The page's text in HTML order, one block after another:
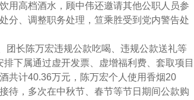
用高档酒水，顾中伟还邀请其他公职人员参
分、调整职务处理，笪乘胜受到党内警告处
长陈万宏违规公款吃喝、违规公款送礼等
下属通过虚开发票、虚增福利费、套取项目
共计40.36万元，陈万宏个人使用香烟20
待，多次在中秋节、春节等节日期间公款购